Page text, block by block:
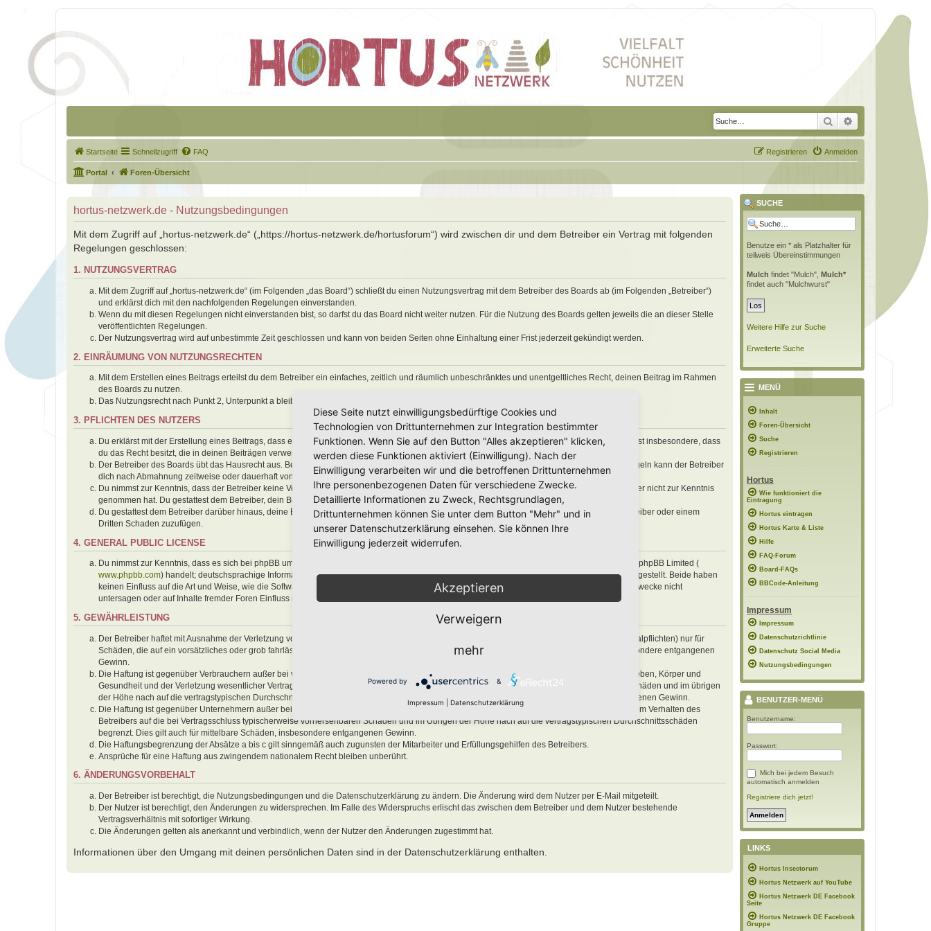
Suche Erweiterte Suche
Startseite Schnellzugriff FAQ Anmelden
Registrieren
Portal Foren-Übersicht
hortus-netzwerk.de - Nutzungsbedingungen
Mit dem Zugriff auf „hortus-netzwerk.de“ („https://hortus-netzwerk.de/hortusforum“) wird zwischen dir und dem Betreiber ein Vertrag mit folgenden
Regelungen geschlossen:
1. NUTZUNGSVERTRAG
Mit dem Zugriff auf „hortus-netzwerk.de“ (im Folgenden „das Board“) schließt du einen Nutzungsvertrag mit dem Betreiber des Boards ab (im Folgenden „Betreiber“)
und erklärst dich mit den nachfolgenden Regelungen einverstanden.
Wenn du mit diesen Regelungen nicht einverstanden bist, so darfst du das Board nicht weiter nutzen. Für die Nutzung des Boards gelten jeweils die an dieser Stelle
veröffentlichten Regelungen.
Der Nutzungsvertrag wird auf unbestimmte Zeit geschlossen und kann von beiden Seiten ohne Einhaltung einer Frist jederzeit gekündigt werden.
2. EINRÄUMUNG VON NUTZUNGSRECHTEN
Mit dem Erstellen eines Beitrags erteilst du dem Betreiber ein einfaches, zeitlich und räumlich unbeschränktes und unentgeltliches Recht, deinen Beitrag im Rahmen
des Boards zu nutzen.
Das Nutzungsrecht nach Punkt 2, Unterpunkt a bleibt auch nach Kündigung des Nutzungsvertrages bestehen.
3. PFLICHTEN DES NUTZERS
Du erklärst mit der Erstellung eines Beitrags, dass er keine Inhalte enthält, die gegen geltendes Recht oder die guten Sitten verstoßen. Du erklärst insbesondere, dass
du das Recht besitzt, die in deinen Beiträgen verwendeten Links und Bilder zu setzen bzw. zu verwenden.
Der Betreiber des Boards übt das Hausrecht aus. Bei Verstößen gegen diese Nutzungsbedingungen oder anderer im Board veröffentlichten Regeln kann der Betreiber
dich nach Abmahnung zeitweise oder dauerhaft von der Nutzung dieses Boards ausschließen und dir ein Hausverbot erteilen.
Du nimmst zur Kenntnis, dass der Betreiber keine Verantwortung für die Inhalte von Beiträgen übernimmt, die er nicht selbst erstellt hat oder die er nicht zur Kenntnis
genommen hat. Du gestattest dem Betreiber, dein Benutzerkonto, Beiträge und Funktionen jederzeit zu löschen oder zu sperren.
Du gestattest dem Betreiber darüber hinaus, deine Beiträge abzuändern, sofern sie gegen o. g. Regeln verstoßen oder geeignet sind, dem Betreiber oder einem
Dritten Schaden zuzufügen.
4. GENERAL PUBLIC LICENSE
Du nimmst zur Kenntnis, dass es sich bei phpBB um eine unter der „
“ (GPL) bereitgestellten Foren-Software von phpBB Limited (
www.phpbb.com) handelt; deutschsprachige Informationen werden durch die deutschsprachige Community unterwww.phpbb.dezur Verfügung gestellt. Beide haben
keinen Einfluss auf die Art und Weise, wie die Software verwendet wird. Sie können insbesondere die Verwendung der Software für bestimmte Zwecke nicht
untersagen oder auf Inhalte fremder Foren Einfluss nehmen.
5. GEWÄHRLEISTUNG
Der Betreiber haftet mit Ausnahme der Verletzung von Leben, Körper und Gesundheit und der Verletzung wesentlicher Vertragspflichten (Kardinalpflichten) nur für
Schäden, die auf ein vorsätzliches oder grob fahrlässiges Verhalten zurückzuführen sind. Dies gilt auch für mittelbare Folgeschäden wie insbesondere entgangenen
Gewinn.
Die Haftung ist gegenüber Verbrauchern außer bei vorsätzlichem oder grob fahrlässigem Verhalten oder bei Schäden aus der Verletzung von Leben, Körper und
Gesundheit und der Verletzung wesentlicher Vertragspflichten (Kardinalpflichten) auf die bei Vertragsschluss typischerweise vorhersehbaren Schäden und im übrigen
der Höhe nach auf die vertragstypischen Durchschnittsschäden begrenzt. Dies gilt auch für mittelbare Folgeschäden wie insbesondere entgangenen Gewinn.
Die Haftung ist gegenüber Unternehmern außer bei der Verletzung von Leben, Körper und Gesundheit oder vorsätzlichem oder grob fahrlässigem Verhalten des
Betreibers auf die bei Vertragsschluss typischerweise vorhersehbaren Schäden und im Übrigen der Höhe nach auf die vertragstypischen Durchschnittsschäden
begrenzt. Dies gilt auch für mittelbare Schäden, insbesondere entgangenen Gewinn.
Die Haftungsbegrenzung der Absätze a bis c gilt sinngemäß auch zugunsten der Mitarbeiter und Erfüllungsgehilfen des Betreibers.
Ansprüche für eine Haftung aus zwingendem nationalem Recht bleiben unberührt.
6. ÄNDERUNGSVORBEHALT
Der Betreiber ist berechtigt, die Nutzungsbedingungen und die Datenschutzerklärung zu ändern. Die Änderung wird dem Nutzer per E-Mail mitgeteilt.
Der Nutzer ist berechtigt, den Änderungen zu widersprechen. Im Falle des Widerspruchs erlischt das zwischen dem Betreiber und dem Nutzer bestehende
Vertragsverhältnis mit sofortiger Wirkung.
Die Änderungen gelten als anerkannt und verbindlich, wenn der Nutzer den Änderungen zugestimmt hat.
Informationen über den Umgang mit deinen persönlichen Daten sind in der Datenschutzerklärung enthalten.
SUCHE
Benutze ein * als Platzhalter für
teilweis Übereinstimmungen
Mulch findet "Mulch", Mulch*
findet auch "Mulchwurst"
Weitere Hilfe zur Suche
Erweiterte Suche
MENÜ
Inhalt
Foren-Übersicht
Suche
Registrieren
Hortus
Wie funktioniert die
Eintragung
Hortus eintragen
Hortus Karte & Liste
Hilfe
FAQ-Forum
Board-FAQs
BBCode-Anleitung
Impressum
Impressum
Datenschutzrichtlinie
Datenschutz Social Media
Nutzungsbedingungen
BENUTZER-MENÜ
Benutzername:
Passwort:
Mich bei jedem Besuch
automatisch anmelden
Registriere dich jetzt!
LINKS
Hortus Insectorum
Hortus Netzwerk auf YouTube
Hortus Netzwerk DE Facebook
Seite
Hortus Netzwerk DE Facebook
Gruppe
Diese Seite nutzt einwilligungsbedürftige Cookies und
Technologien von Drittunternehmen zur Integration bestimmter
Funktionen. Wenn Sie auf den Button "Alles akzeptieren" klicken,
werden diese Funktionen aktiviert (Einwilligung). Nach der
Einwilligung verarbeiten wir und die betroffenen Drittunternehmen
Ihre personenbezogenen Daten für verschiedene Zwecke.
Detaillierte Informationen zu Zweck, Rechtsgrundlagen,
Drittunternehmen können Sie unter dem Button "Mehr" und in
unserer Datenschutzerklärung einsehen. Sie können Ihre
Einwilligung jederzeit widerrufen.
Akzeptieren
Verweigern
mehr
Powered by &
Impressum Datenschutzerklärung